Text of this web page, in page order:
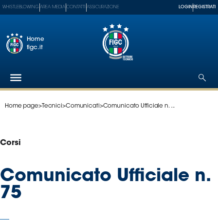
Federazione
Paralimpico
Serie
A
WHISTLEBLOWING AREA MEDIA CONTATTI ASSICURAZIONE LOGIN REGISTRATI
Home
figc.it
Home page>Tecnici>Comunicati>Comunicato Ufficiale n. ...
Corsi
Comunicato Ufficiale n.
75